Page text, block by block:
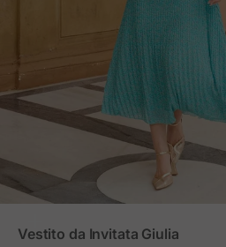
Vestito da Invitata Giulia